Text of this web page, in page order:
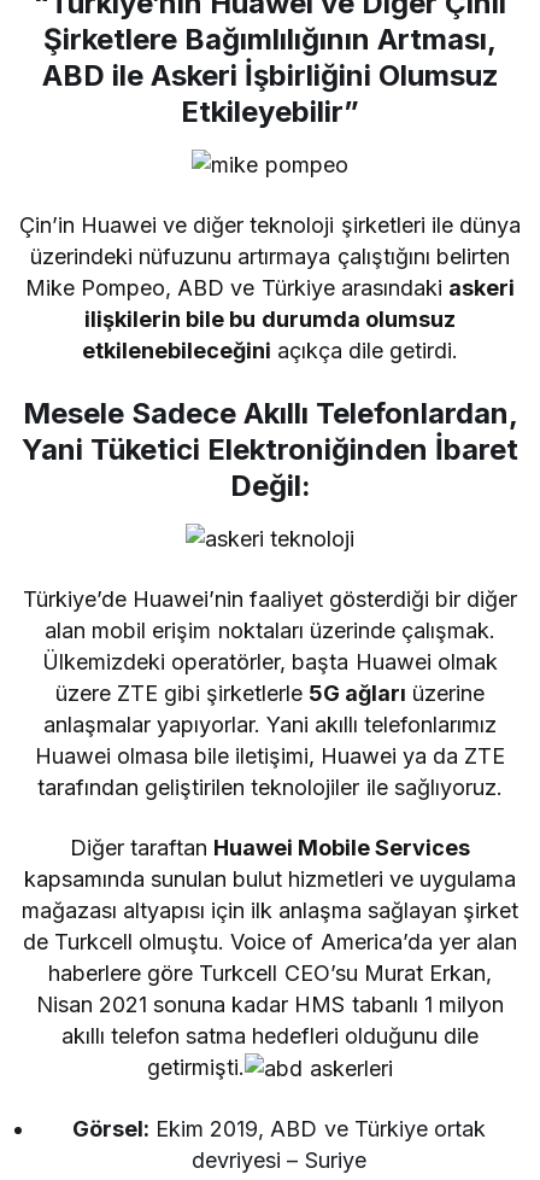
Şirketlere Bağımlılığının Artması,
ABD ile Askeri İşbirliğini Olumsuz
Etkileyebilir”
Çin’in Huawei ve diğer teknoloji şirketleri ile dünya
üzerindeki nüfuzunu artırmaya çalıştığını belirten
Mike Pompeo, ABD ve Türkiye arasındaki askeri
ilişkilerin bile bu durumda olumsuz
etkilenebileceğini açıkça dile getirdi.
Mesele Sadece Akıllı Telefonlardan,
Yani Tüketici Elektroniğinden İbaret
Değil:
Türkiye’de Huawei’nin faaliyet gösterdiği bir diğer
alan mobil erişim noktaları üzerinde çalışmak.
Ülkemizdeki operatörler, başta Huawei olmak
üzere ZTE gibi şirketlerle 5G ağları üzerine
anlaşmalar yapıyorlar. Yani akıllı telefonlarımız
Huawei olmasa bile iletişimi, Huawei ya da ZTE
tarafından geliştirilen teknolojiler ile sağlıyoruz.
Diğer taraftan Huawei Mobile Services
kapsamında sunulan bulut hizmetleri ve uygulama
mağazası altyapısı için ilk anlaşma sağlayan şirket
de Turkcell olmuştu. Voice of America’da yer alan
haberlere göre Turkcell CEO’su Murat Erkan,
Nisan 2021 sonuna kadar HMS tabanlı 1 milyon
akıllı telefon satma hedefleri olduğunu dile
getirmişti.
Görsel: Ekim 2019, ABD ve Türkiye ortak
devriyesi – Suriye